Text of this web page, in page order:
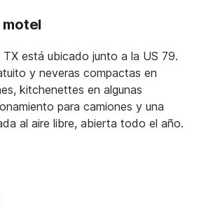
está ubicado junto a la US 79.
y neveras compactas en
kitchenettes en algunas
para camiones y una
al aire libre, abierta todo el año.